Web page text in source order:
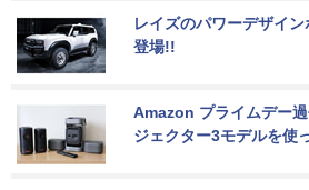
レイズのパワーデザイ
登場!!
Amazon プライムデー
ジェクター3モデルを使